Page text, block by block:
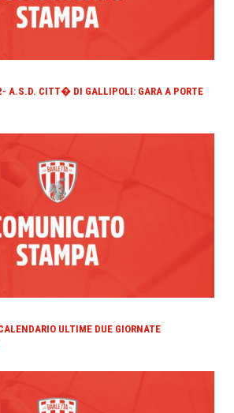
A.S.D. CITT� DI GALLIPOLI: GARA A PORTE
ULTIME DUE GIORNATE